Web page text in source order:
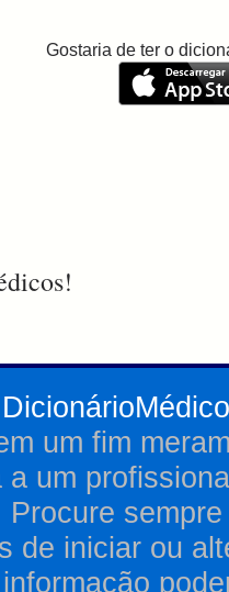
Gostaria de ter o
um fim
um
de iniciar ou